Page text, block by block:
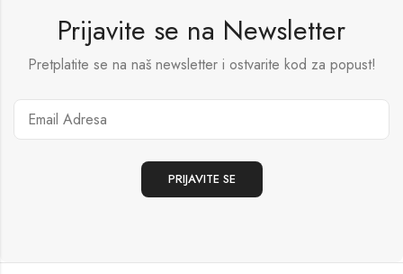
Prijavite se na Newsletter
Pretplatite se na naš newsletter i ostvarite kod za popust!